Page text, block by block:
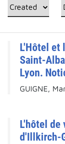
L'Hôtel et
Saint-
Lyon.
GUIGNE,
L'hôtel
d'Illkirch-